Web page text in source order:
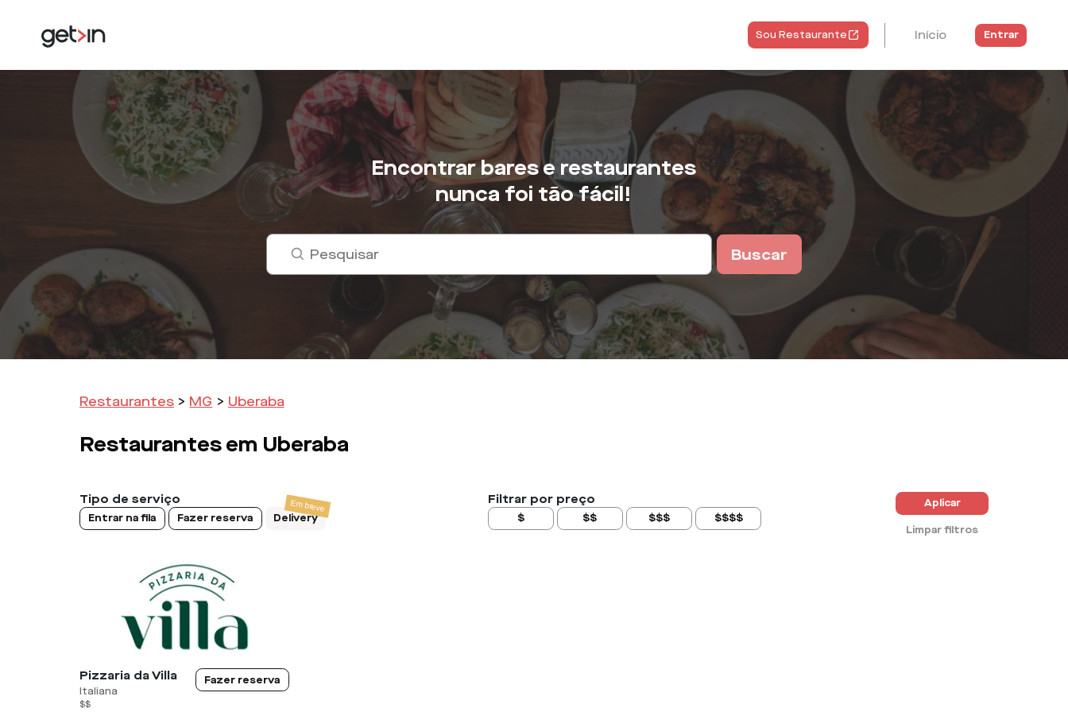
Sou Restaurante Início Entrar
Encontrar bares e restaurantes
nunca foi tão fácil!
Buscar
Restaurantes > MG > Uberaba
Restaurantes em Uberaba
Tipo de serviço
Entrar na fila Fazer reserva Delivery
Filtrar por preço
$ $$ $$$ $$$$
Aplicar
Limpar filtros
Pizzaria da Villa
Italiana
$$
Fazer reserva